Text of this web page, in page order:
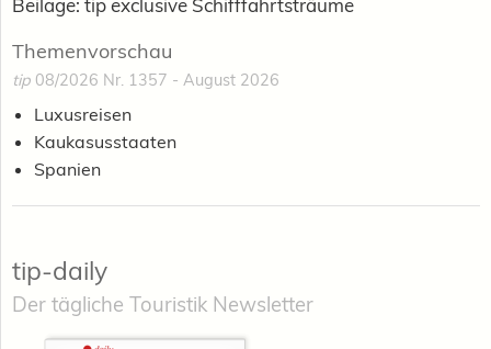
Beilage: tip exclusive Schifffahrtsträume
Themenvorschau
tip 08/2026 Nr. 1357 - August 2026
Luxusreisen
Kaukasusstaaten
Spanien
tip-daily
Der tägliche Touristik Newsletter